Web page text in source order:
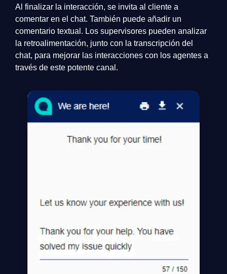
Al finalizar la interacción, se invita al cliente a
comentar en el chat. También puede añadir un
comentario textual. Los supervisores pueden analizar
la retroalimentación, junto con la transcripción del
chat, para mejorar las interacciones con los agentes a
través de este potente canal.